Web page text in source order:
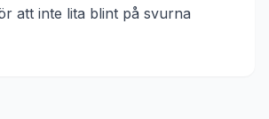
att inte lita blint på svurna